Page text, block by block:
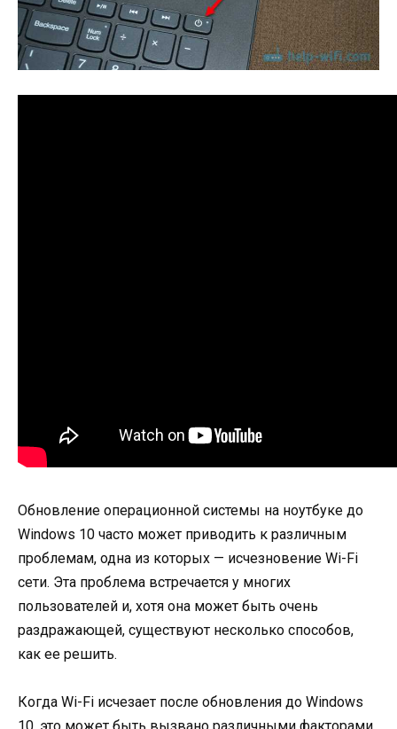
Обновление операционной системы на ноутбуке до
Windows 10 часто может приводить к различным
проблемам, одна из которых — исчезновение Wi-Fi
сети. Эта проблема встречается у многих
пользователей и, хотя она может быть очень
раздражающей, существуют несколько способов,
как ее решить.
Когда Wi-Fi исчезает после обновления до Windows